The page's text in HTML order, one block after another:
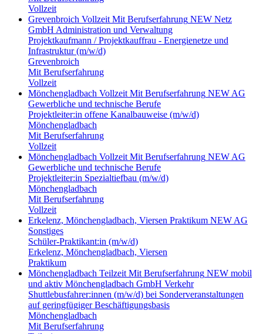
Vollzeit
Grevenbroich Vollzeit Mit Berufserfahrung NEW Netz
GmbH Administration und Verwaltung
Projektkaufmann / Projektkauffrau - Energienetze und
Infrastruktur (m/w/d)
Grevenbroich
Mit Berufserfahrung
Vollzeit
Mönchengladbach Vollzeit Mit Berufserfahrung NEW AG
Gewerbliche und technische Berufe
Projektleiter:in offene Kanalbauweise (m/w/d)
Mönchengladbach
Mit Berufserfahrung
Vollzeit
Mönchengladbach Vollzeit Mit Berufserfahrung NEW AG
Gewerbliche und technische Berufe
Projektleiter:in Spezialtiefbau (m/w/d)
Mönchengladbach
Mit Berufserfahrung
Vollzeit
Erkelenz, Mönchengladbach, Viersen Praktikum NEW AG
Sonstiges
Schüler-Praktikant:in (m/w/d)
Erkelenz, Mönchengladbach, Viersen
Praktikum
Mönchengladbach Teilzeit Mit Berufserfahrung NEW mobil
und aktiv Mönchengladbach GmbH Verkehr
Shuttlebusfahrer:innen (m/w/d) bei Sonderveranstaltungen
auf geringfügiger Beschäftigungsbasis
Mönchengladbach
Mit Berufserfahrung